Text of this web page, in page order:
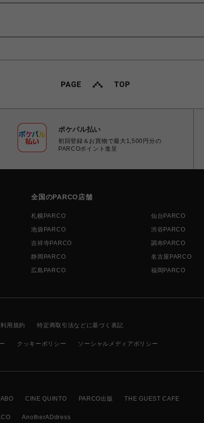
ポケパル払い
初回登録＆お買物で最大1,500円分の
PARCOポイント進呈
全国のPARCO店舗
札幌PARCO 仙台PARCO
池袋PARCO
渋谷PARCO
吉祥寺PARCO
調布PARCO
静岡PARCO
名古屋PARCO
広島PARCO
福岡PARCO
用規約 特定商取引法などに基づく表記
クッキーポリシー ソーシャルメディアポリシー
CINE QUINTO PARCO出版 THE GUEST CAFE
AnotherADdress